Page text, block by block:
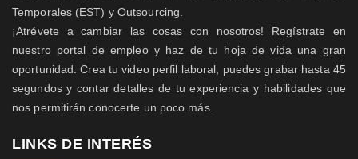
Temporales (EST) y Outsourcing.
¡Atrévete a cambiar las cosas con nosotros! Regístrate en
nuestro portal de empleo y haz de tu hoja de vida una gran
oportunidad. Crea tu video perfil laboral, puedes grabar hasta 45
segundos y contar detalles de tu experiencia y habilidades que
nos permitirán conocerte un poco más.
LINKS DE INTERÉS